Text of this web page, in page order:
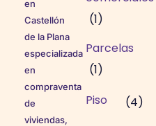
en
Castellón
de la Plana
especializada
en
compraventa
de
viviendas,
(1)
Parcelas
(1)
Piso
(4)